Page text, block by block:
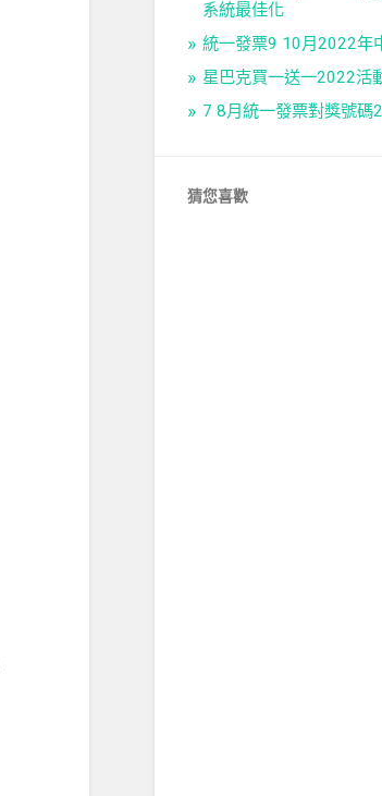
系統最佳化
統一發票9 10月2022年
星巴克買一送一2022活
7 8月統一發票對獎號碼
猜您喜歡